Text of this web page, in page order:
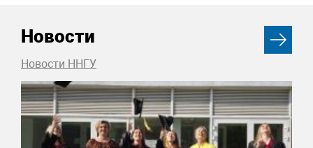
Новости
Новости ННГУ